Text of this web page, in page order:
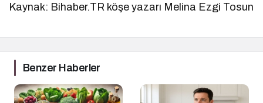
Kaynak: Bihaber.TR köşe yazarı Melina Ezgi Tosun
Benzer Haberler